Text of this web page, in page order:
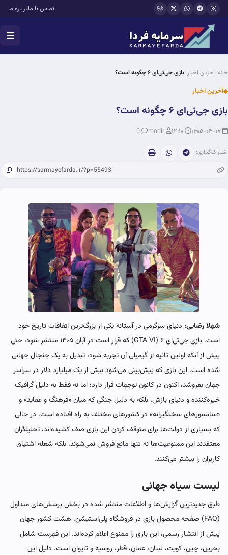
رفتن به محتوای اصلی تماس با مادرباره ما
خانه آخرین اخبار بازی جی‌تی‌ای ۶ چگونه است؟
آخرین اخبار
بازی جی‌تی‌ای ۶ چگونه است؟
اشتراک‌گذاری:
شهلا رضایی: دنیای سرگرمی در آستانه یکی از بزرگ‌ترین اتفاقات تاریخ خود
است. بازی جی‌تی‌ای ۶ (GTA VI) که قرار است در آبان ۱۴۰۵ منتشر شود، حتی
پیش از آنکه اولین ثانیه از گیم‌پلی آن تجربه شود، تبدیل به یک جنجال جهانی
شده است. این بازی که پیش‌بینی می‌شود بیش از یک میلیارد دلار در سراسر
جهان بفروشد، اکنون در کانون توجهات قرار دارد؛ اما نه فقط به دلیل گرافیک
خیره‌کننده و دنیای بازش، بلکه به دلیل جنگی که میان «فرهنگ و عقاید» و
«سانسورهای سختگیرانه» در کشورهای مختلف به راه افتاده است. در حالی
که بسیاری از دولت‌ها برای متوقف کردن این بازی صف کشیده‌اند، تحلیلگران
معتقدند این ممنوعیت‌ها نه تنها مانع فروش نمی‌شوند، بلکه شعله اشتیاق
کاربران را بیشتر می‌کنند.
لیست سیاه جهانی
طبق جدیدترین گزارش‌ها و اطلاعات منتشر شده در بخش پرسش‌های متداول
(FAQ) صفحه محصول بازی در فروشگاه پلی‌استیشن، هشت کشور جهان
پیش از انتشار رسمی، این بازی را ممنوع اعلام کرده‌اند. این فهرست شامل
بحرین، چین، کویت، لبنان، عمان، قطر، روسیه و تایوان است. دلیل این